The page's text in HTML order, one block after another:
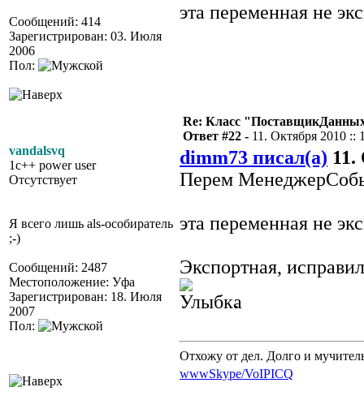
Сообщений: 414
Зарегистрирован: 03. Июля
2006
Пол:
эта переменная не
vandalsvq
1c++ power user
Отсутствует
Я всего лишь als-особиратель
;-)
Сообщений: 2487
Местоположение: Уфа
Зарегистрирован: 18. Июля
2007
Пол:
Re: Класс
Ответ #22 - 11. Октября 2010 ::
dimm73 писал(а) 11.
Перем
эта переменная не
Экспортная,
.
Отхожу от дел. Долго и
wwwSkype/VoIPICQ